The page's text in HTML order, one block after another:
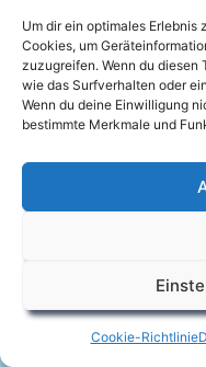
Um dir ein optimales
Cookies, um
zuzugreifen. Wenn du diesen
wie das Surfverhalten oder
Wenn du deine Einwilligung
bestimmte Merkmale und
Cookie-Richtlinie
Cookie-
© 2026